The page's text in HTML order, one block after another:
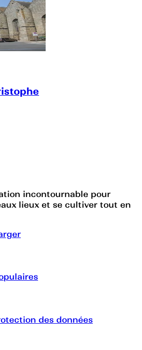
incontournable pour
lieux et se cultiver tout en
des données